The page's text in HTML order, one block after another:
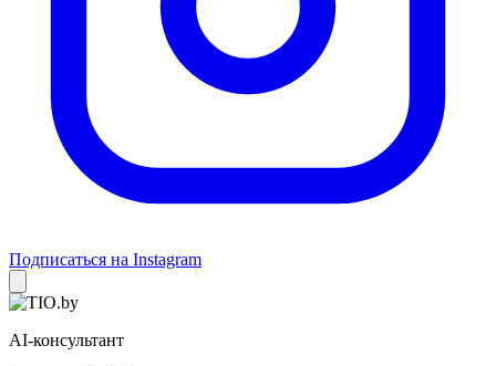
Подписаться на Instagram
AI-консультант